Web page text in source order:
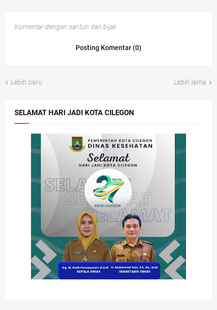
Komentar dengan santun dan bijak
Posting Komentar (0)
Lebih baru Lebih lama
SELAMAT HARI JADI KOTA CILEGON